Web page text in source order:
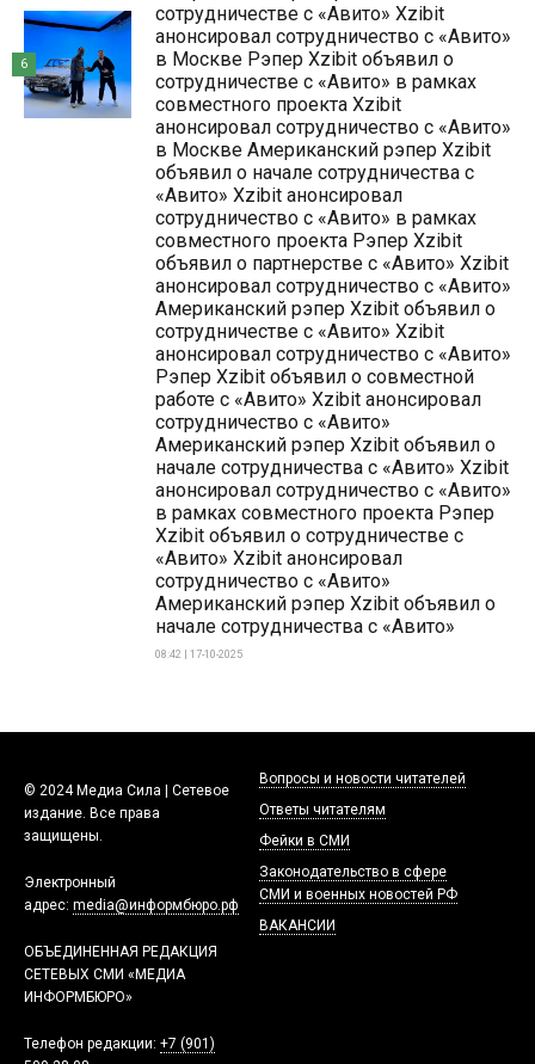
сотрудничестве с «Авито» Xzibit
анонсировал сотрудничество с «Авито»
в Москве Рэпер Xzibit объявил о
сотрудничестве с «Авито» в рамках
совместного проекта Xzibit
анонсировал сотрудничество с «Авито»
в Москве Американский рэпер Xzibit
объявил о начале сотрудничества с
«Авито» Xzibit анонсировал
сотрудничество с «Авито» в рамках
совместного проекта Рэпер Xzibit
объявил о партнерстве с «Авито» Xzibit
анонсировал сотрудничество с «Авито»
Американский рэпер Xzibit объявил о
сотрудничестве с «Авито» Xzibit
анонсировал сотрудничество с «Авито»
Рэпер Xzibit объявил о совместной
работе с «Авито» Xzibit анонсировал
сотрудничество с «Авито»
Американский рэпер Xzibit объявил о
начале сотрудничества с «Авито» Xzibit
анонсировал сотрудничество с «Авито»
в рамках совместного проекта Рэпер
Xzibit объявил о сотрудничестве с
«Авито» Xzibit анонсировал
сотрудничество с «Авито»
Американский рэпер Xzibit объявил о
начале сотрудничества с «Авито»
08:42 | 17-10-2025
6
© 2024 Медиа Сила | Сетевое
издание. Все права
защищены.
Электронный
адрес: media@информбюро.рф
ОБЪЕДИНЕННАЯ РЕДАКЦИЯ
СЕТЕВЫХ СМИ «МЕДИА
ИНФОРМБЮРО»
Телефон редакции: +7 (901)
Вопросы и новости читателей
Ответы читателям
Фейки в СМИ
Законодательство в сфере
СМИ и военных новостей РФ
ВАКАНСИИ